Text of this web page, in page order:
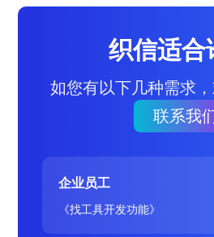
织信适合
如您有以下几种需求
联系我
企业员工
《找工具开发功能》